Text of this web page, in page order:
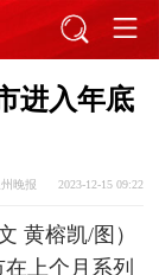
进入年底
州晚报 2023-12-15 09:22
黄榕凯/图）
上个月系列